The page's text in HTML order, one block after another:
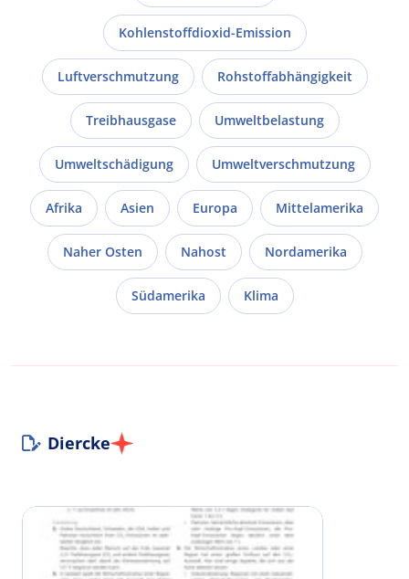
Kohlenstoffdioxid-Emission
Luftverschmutzung Rohstoffabhängigkeit
Treibhausgase Umweltbelastung
Umweltschädigung Umweltverschmutzung
Afrika Asien Europa Mittelamerika
Naher Osten Nahost Nordamerika
Südamerika Klima
Diercke